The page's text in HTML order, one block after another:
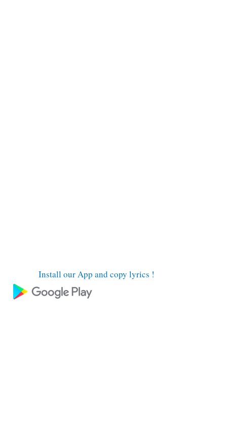
Install our App and copy lyrics !